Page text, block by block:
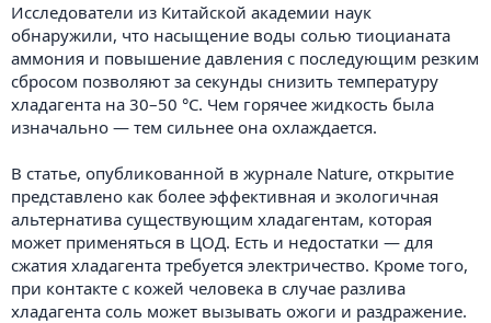
Исследователи из Китайской академии наук
обнаружили, что насыщение воды солью тиоцианата
аммония и повышение давления с последующим резким
сбросом позволяют за секунды снизить температуру
хладагента на 30–50 °C. Чем горячее жидкость была
изначально — тем сильнее она охлаждается.
В статье, опубликованной в журнале Nature, открытие
представлено как более эффективная и экологичная
альтернатива существующим хладагентам, которая
может применяться в ЦОД. Есть и недостатки — для
сжатия хладагента требуется электричество. Кроме того,
при контакте с кожей человека в случае разлива
хладагента соль может вызывать ожоги и раздражение.